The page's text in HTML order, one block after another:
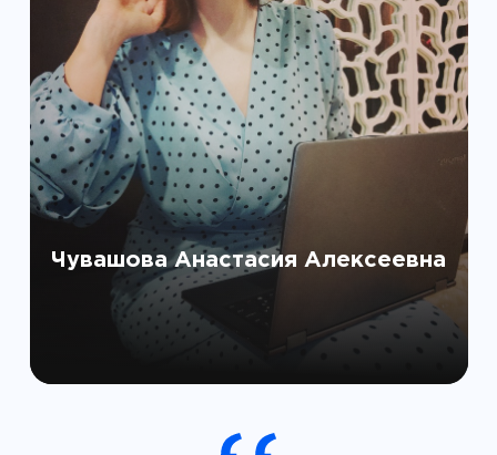
Чувашова Анастасия Алексеевна